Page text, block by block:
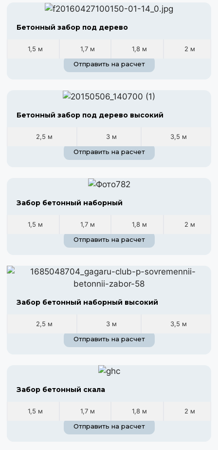
Бетонный забор под дерево
1,5 м 1,7 м 1,8 м
2 м
Отправить на расчет
Бетонный забор под дерево высокий
2,5 м 3 м
3,5 м
Отправить на расчет
Забор бетонный наборный
1,5 м 1,7 м 1,8 м
2 м
Отправить на расчет
Забор бетонный наборный высокий
2,5 м 3 м
3,5 м
Отправить на расчет
Забор бетонный скала
1,5 м 1,7 м 1,8 м
2 м
Отправить на расчет